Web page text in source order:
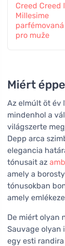
Creed Creed
Millesime
pro muže
Miért
Az elmúlt öt év
mindenhol a
világszerte
Depp arca
elegancia
tónusait az
amely a
tónusokban
amely
De miért olyan
Sauvage olyan
egy esti